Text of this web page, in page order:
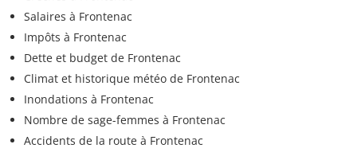
Salaires à Frontenac
Impôts à Frontenac
Dette et budget de Frontenac
Climat et historique météo de Frontenac
Inondations à Frontenac
Nombre de sage-femmes à Frontenac
Accidents de la route à Frontenac